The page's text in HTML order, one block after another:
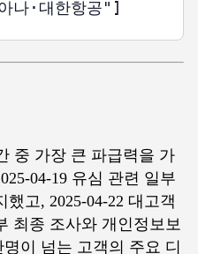
중 가장 큰 파급력을 가
04-19 유심 관련 일부
고, 2025-04-22 대고객
최종 조사와 개인정보보
이 넘는 고객의 주요 디